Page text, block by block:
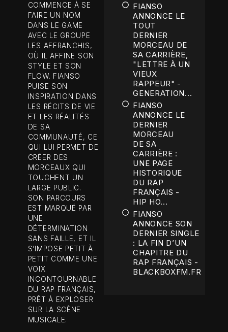
COMMENCE À SE
FAIRE UN NOM
DANS LE GAME
AVEC LE GROUPE
LES AFFRANCHIS,
OÙ IL AFFINE SON
STYLE ET SON
FLOW. FIANSO
PUISE SON
INSPIRATION DANS
LES RÉCITS DE VIE
ET LES RÉALITÉS
DE SA
COMMUNAUTÉ, CE
QUI LUI PERMET DE
CRÉER DES
MORCEAUX QUI
TOUCHENT UN
LARGE PUBLIC.
SON PARCOURS
EST MARQUÉ PAR
UNE
DÉTERMINATION
SANS FAILLE, ET IL
S’IMPOSE PETIT À
PETIT COMME UNE
VOIX
INCONTOURNABLE
DU RAP FRANÇAIS,
PRÊT À EXPLOSER
SUR LA SCÈNE
MUSICALE.
FIANSO
ANNONCE LE
TOUT
DERNIER
MORCEAU DE
SA CARRIÈRE,
"LETTRE À UN
VIEUX
RAPPEUR" -
GENERATION...
FIANSO
ANNONCE LE
DERNIER
MORCEAU
DE SA
CARRIÈRE :
UNE PAGE
HISTORIQUE
DU RAP
FRANÇAIS -
HIP HO...
FIANSO
ANNONCE SON
DERNIER SINGLE
: LA FIN D’UN
CHAPITRE DU
RAP FRANÇAIS -
BLACKBOXFM.FR